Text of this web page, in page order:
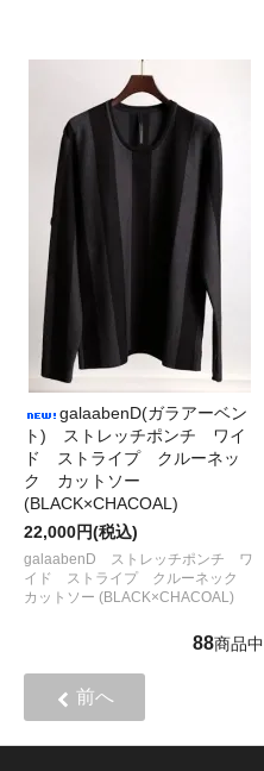
galaabenD(ガラアーベン
ト) ストレッチポンチ ワイ
ド ストライプ クルーネッ
ク カットソー
(BLACK×CHACOAL)
22,000円(税込)
galaabenD ストレッチポンチ ワ
イド ストライプ クルーネック
カットソー (BLACK×CHACOAL)
88商品中
前へ